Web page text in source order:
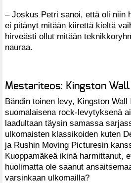
– Joskus Petri sanoi, että oli niin
ei pitänyt mitään kiirettä kieltä
hirveästi ollut mitään
nauraa.
Mestariteos: Kingston Wall
Bändin toinen levy, Kingston Wall
suomalaisena rock-levytyksenä
laadultaan täysin samassa
ulkomaisten klassikoiden kuten
ja Rushin Moving Picturesin
Kuoppamäkeä ikinä harmittanut,
huolimatta ole saanut
varsinkaan ulkomailla?